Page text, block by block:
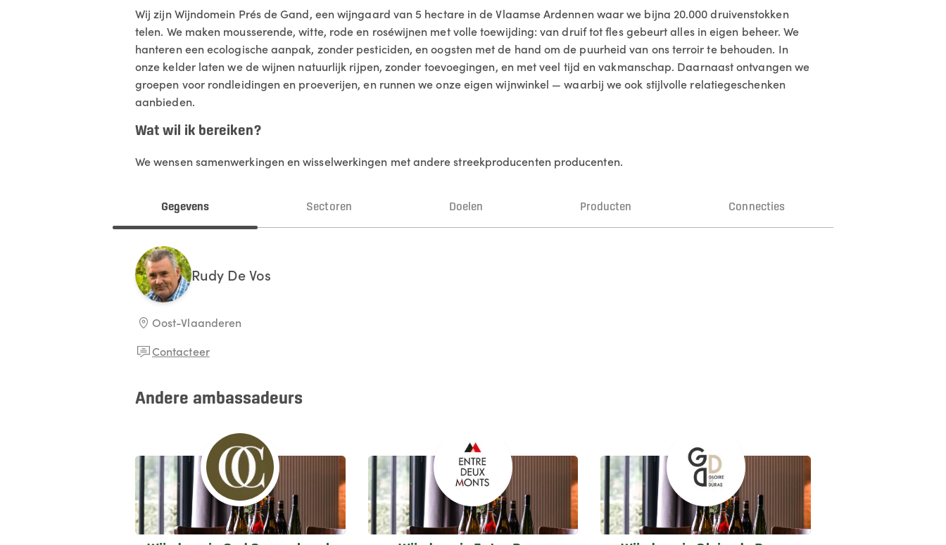
Wij zijn Wijndomein Prés de Gand, een wijngaard van 5 hectare in de Vlaamse Ardennen waar we bijna 20.000 druivenstokken
telen. We maken mousserende, witte, rode en roséwijnen met volle toewijding: van druif tot fles gebeurt alles in eigen beheer. We
hanteren een ecologische aanpak, zonder pesticiden, en oogsten met de hand om de puurheid van ons terroir te behouden. In
onze kelder laten we de wijnen natuurlijk rijpen, zonder toevoegingen, en met veel tijd en vakmanschap. Daarnaast ontvangen we
groepen voor rondleidingen en proeverijen, en runnen we onze eigen wijnwinkel — waarbij we ook stijlvolle relatiegeschenken
aanbieden.
Wat wil ik bereiken?
We wensen samenwerkingen en wisselwerkingen met andere streekproducenten producenten.
Gegevens Sectoren Doelen Producten Connecties
Rudy De Vos
Oost-Vlaanderen
Contacteer
Andere ambassadeurs